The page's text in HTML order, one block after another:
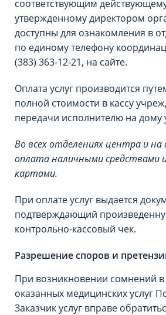
соответствующим
утвержденному директором
доступны для ознакомления в
по единому телефону
(383) 363-12-21, на сайте.
Оплата услуг производится
полной стоимости в кассу
передачи исполнителю на дому
Во всех отделениях центра и
оплата наличными средствами
картами.
При оплате услуг выдается
подтверждающий
контрольно-кассовый чек.
Разрешение споров и
При возникновении сомнений в
оказанных медицинских услуг
Заказчик услуг вправе